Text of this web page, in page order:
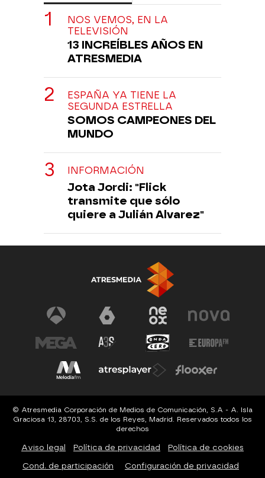
NOS VEMOS, EN LA
TELEVISIÓN
13 INCREÍBLES AÑOS EN
ATRESMEDIA
ESPAÑA YA TIENE LA
SEGUNDA ESTRELLA
SOMOS CAMPEONES DEL
MUNDO
INFORMACIÓN
Jota Jordi: "Flick
transmite que sólo
quiere a Julián Alvarez"
© Atresmedia Corporación de Medios de Comunicación, S.A - A. Isla
Graciosa 13, 28703, S.S. de los Reyes, Madrid. Reservados todos los
derechos
Aviso legal Política de privacidad Política de cookies
Cond. de participación Configuración de privacidad